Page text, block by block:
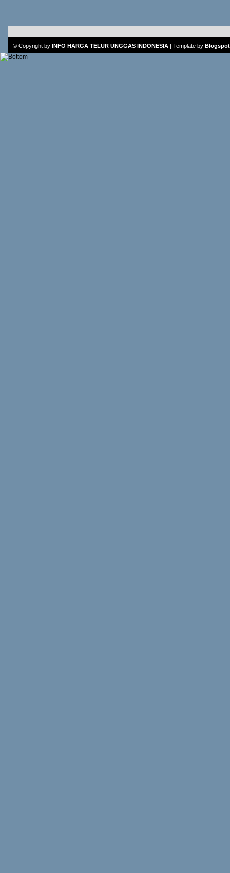
© Copyright by INFO HARGA TELUR UNGGAS INDONESIA | Template by